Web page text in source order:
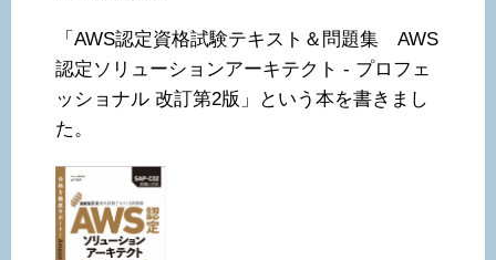
「AWS認定資格試験テキスト＆問題集 AWS
認定ソリューションアーキテクト - プロフェ
ッショナル 改訂第2版」という本を書きまし
た。